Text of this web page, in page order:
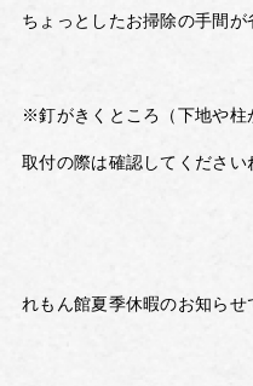
ちょっとしたお掃除の手間が
※釘がきくところ（下地や柱
取付の際は確認してください
れもん館夏季休暇のお知らせ